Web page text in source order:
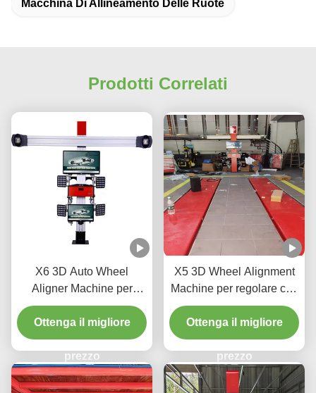
Macchina Di Allineamento Delle Ruote
Prodotti Correlati
X6 3D Auto Wheel
Aligner Machine per
negozio di automobili
Ottenga il migliore
prezzo
X5 3D Wheel Alignment
Machine per regolare con
precisione i pneumatici
Ottenga il migliore
prezzo